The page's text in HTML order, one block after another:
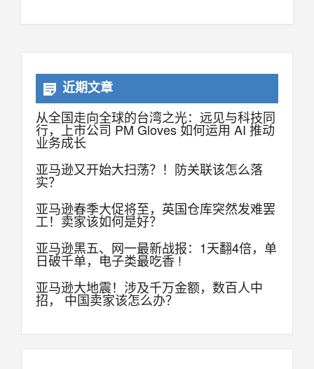
近期文章
从全国走向全球的台湾之光：远见与科技同
行，上市公司 PM Gloves 如何运用 AI 推动
业务成长
亚马逊又开始大扫荡？！防关联该怎么落
实？
亚马逊春季大促将至，英国仓库突然发难罢
工！卖家该如何是好？
亚马逊黑五、网一最新战报：1天翻4倍，单
日破千单，电子类最吃香 !
亚马逊大地震！涉及千万金额，数百人中
招， 中国卖家该怎么办？